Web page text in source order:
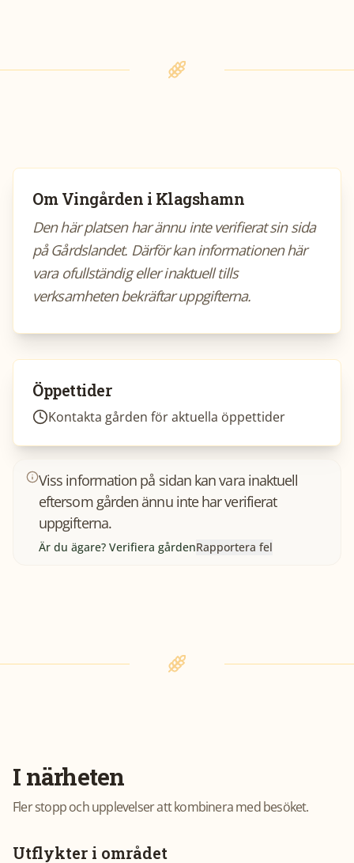
OmVingården i Klagshamn
Den här platsen har ännu inte verifierat sin sida
på Gårdslandet. Därför kan informationen här
vara ofullständig eller inaktuell tills
verksamheten bekräftar uppgifterna.
Öppettider
Kontakta gården för aktuella öppettider
Viss information på sidan kan vara inaktuell
eftersom gården ännu inte har verifierat
uppgifterna.
Är du ägare? Verifiera gårdenRapportera fel
I närheten
Fler stopp och upplevelser att kombinera med besöket.
Utflykter i området